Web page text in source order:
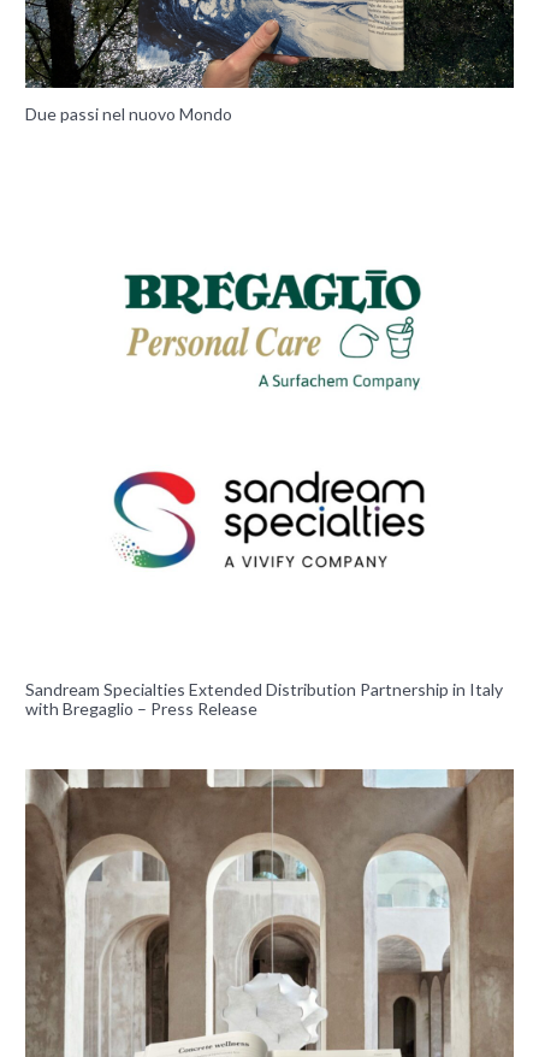
Due passi nel nuovo Mondo
Sandream Specialties Extended Distribution Partnership in Italy
with Bregaglio – Press Release